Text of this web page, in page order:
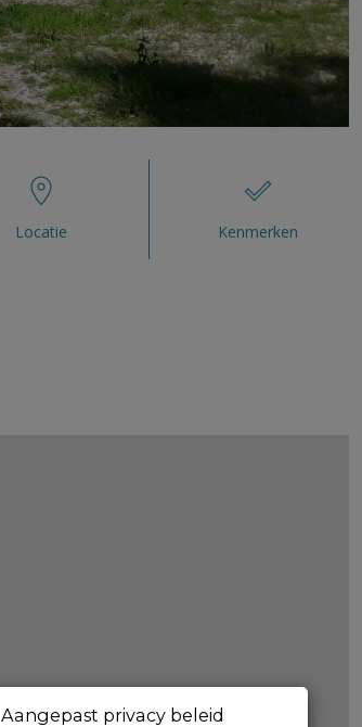
Locatie Kenmerken
Aangepast privacy beleid